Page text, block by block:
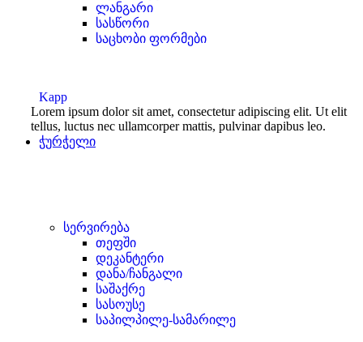
ლანგარი
სასწორი
საცხობი ფორმები
Kapp
Lorem ipsum dolor sit amet, consectetur adipiscing elit. Ut elit
tellus, luctus nec ullamcorper mattis, pulvinar dapibus leo.
ჭურჭელი
სერვირება
თეფში
დეკანტერი
დანა/ჩანგალი
საშაქრე
სასოუსე
საპილპილე-სამარილე